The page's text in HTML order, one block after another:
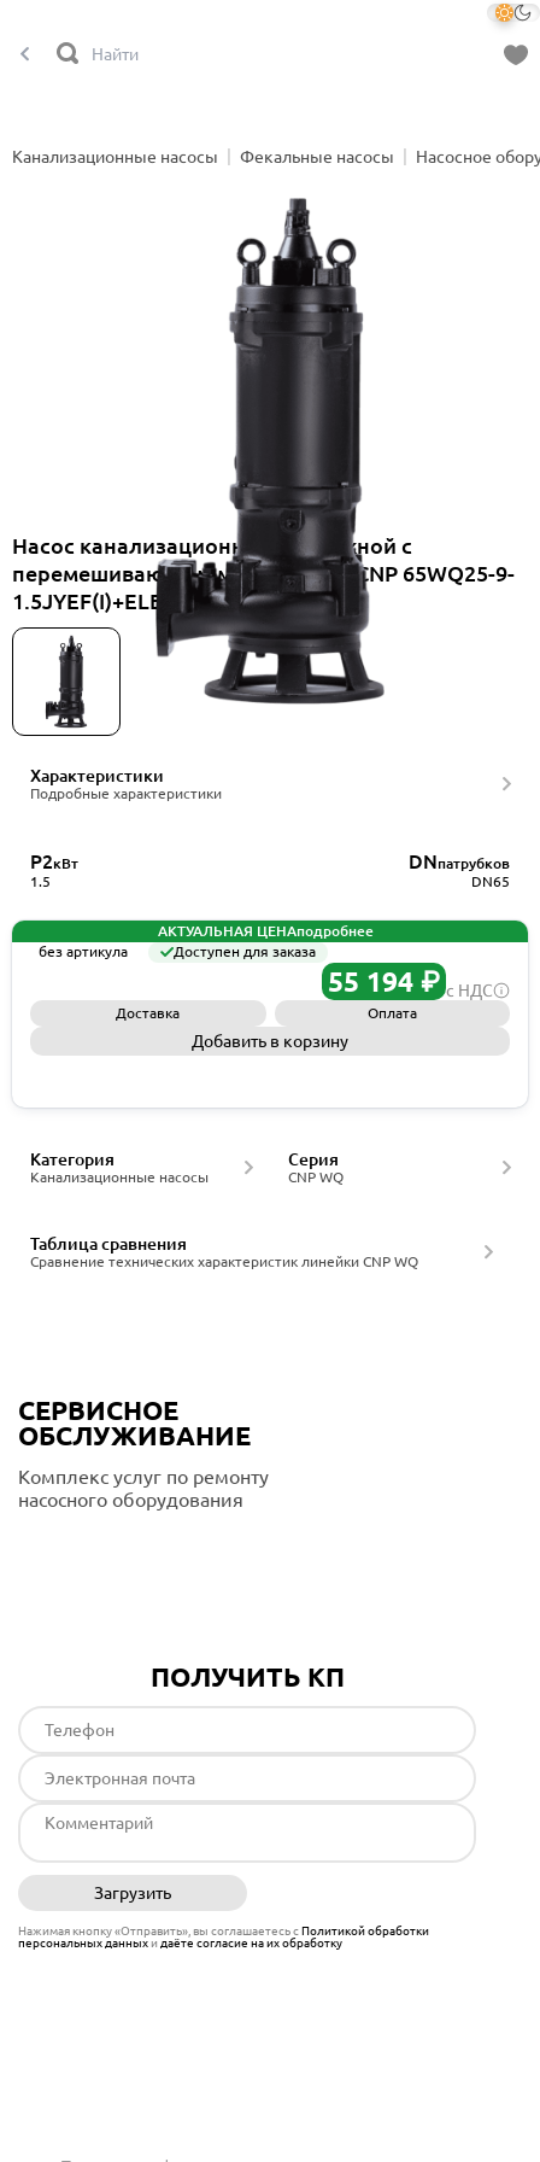
Канализационные насосы Фекальные насосы Насосное
Насос канализационный погружной с
перемешивающим механизмом CNP 65WQ25-9-
1.5JYEF(I)+ELB65WQ
Характеристики
Подробные характеристики
P2кВт
1.5
DNпатрубков
DN65
АКТУАЛЬНАЯ ЦЕНАподробнее
без артикула
Доступен для заказа
55 194 ₽ с НДС
Доставка Оплата
Добавить в корзину
Канализационные насосы
Категория
CNP WQ
Серия
Сравнение технических характеристик линейки CNP WQ
Таблица сравнения
СЕРВИСНОЕ
ОБСЛУЖИВАНИЕ
Комплекс услуг по ремонту
насосного оборудования
ПОЛУЧИТЬ КП
Загрузить
Нажимая кнопку «Отправить», вы соглашаетесь сПолитикой обработки
персональных данныхи даёте согласие на их обработку